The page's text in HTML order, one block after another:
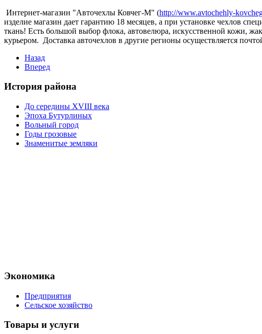
Интернет-магазин "Авточехлы Ковчег-М" (http://www.avtochehly-
изделие магазин дает гарантию 18 месяцев, а при установке чехлов
ткань! Есть большой выбор флока, автовелюра, искусственной кожи,
курьером. Доставка авточехлов в другие регионы осуществляется
Назад
Вперед
История района
До середины XVIII века
Эпоха Бутурлиных
Вольный город
Годы грозовые
Знаменитые земляки
Экономика
Предприятия
Сельское хозяйство
Товары и услуги